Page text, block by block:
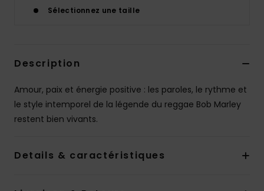
Sélectionnez une taille
Description
Amour, paix et énergie positive : les paroles, le rythme et
le style intemporel de la légende du reggae Bob Marley
restent bien vivants.
Details & caractéristiques